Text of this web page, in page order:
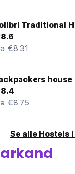
Traditional
8.6
€8.31
house
8.4
€8.75
Se alle Hostels